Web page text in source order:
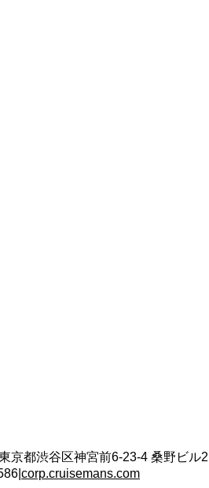
京都渋谷区神宮前6-23-4 桑野ビル2
corp.cruisemans.com